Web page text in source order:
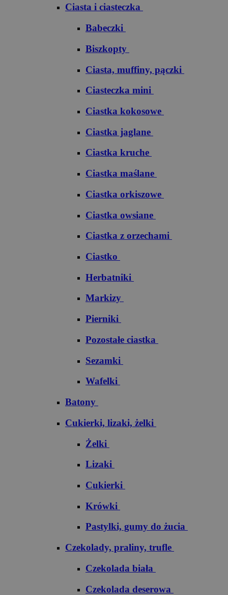
Ciasta i ciasteczka
Babeczki
Biszkopty
Ciasta, muffiny, pączki
Ciasteczka mini
Ciastka kokosowe
Ciastka jaglane
Ciastka kruche
Ciastka maślane
Ciastka orkiszowe
Ciastka owsiane
Ciastka z orzechami
Ciastko
Herbatniki
Markizy
Pierniki
Pozostałe ciastka
Sezamki
Wafelki
Batony
Cukierki, lizaki, żelki
Żelki
Lizaki
Cukierki
Krówki
Pastylki, gumy do żucia
Czekolady, praliny, trufle
Czekolada biała
Czekolada deserowa